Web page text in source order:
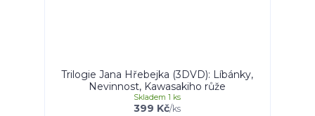
Trilogie Jana Hřebejka (3DVD): Líbánky,
Nevinnost, Kawasakiho růže
399 Kč/ks
Skladem 1 ks